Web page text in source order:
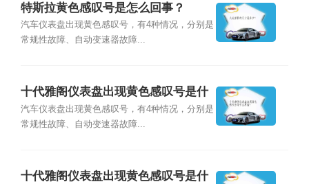
特斯拉黄色感叹号是怎么回事？
汽车仪表盘出现黄色感叹号，有4种情况，分别是
常规性故障、自动变速器故障...
十代雅阁仪表盘出现黄色感叹号是什
么原因？
汽车仪表盘出现黄色感叹号，有4种情况，分别是
常规性故障、自动变速器故障...
十代雅阁仪表盘出现黄色感叹号是什